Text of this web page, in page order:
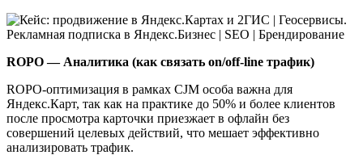
ROPO — Аналитика (как связать on/off-line трафик)
ROPO-оптимизация в рамках CJM особа важна для
Яндекс.Карт, так как на практике до 50% и более клиентов
после просмотра карточки приезжает в офлайн без
совершений целевых действий, что мешает эффективно
анализировать трафик.